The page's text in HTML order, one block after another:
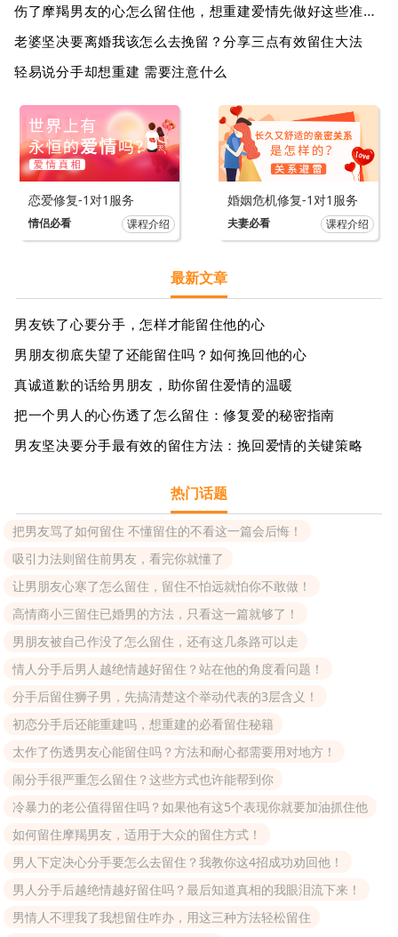
伤了摩羯男友的心怎么留住他，想重建爱情先做好这些准备！
老婆坚决要离婚我该怎么去挽留？分享三点有效留住大法
轻易说分手却想重建 需要注意什么
恋爱修复-1对1服务
情侣必看 课程介绍
婚姻危机修复-1对1服务
夫妻必看 课程介绍
最新文章
男友铁了心要分手，怎样才能留住他的心
男朋友彻底失望了还能留住吗？如何挽回他的心
真诚道歉的话给男朋友，助你留住爱情的温暖
把一个男人的心伤透了怎么留住：修复爱的秘密指南
男友坚决要分手最有效的留住方法：挽回爱情的关键策略
热门话题
把男友骂了如何留住 不懂留住的不看这一篇会后悔！
吸引力法则留住前男友，看完你就懂了
让男朋友心寒了怎么留住，留住不怕远就怕你不敢做！
高情商小三留住已婚男的方法，只看这一篇就够了！
男朋友被自己作没了怎么留住，还有这几条路可以走
情人分手后男人越绝情越好留住？站在他的角度看问题！
分手后留住狮子男，先搞清楚这个举动代表的3层含义！
初恋分手后还能重建吗，想重建的必看留住秘籍
太作了伤透男友心能留住吗？方法和耐心都需要用对地方！
闹分手很严重怎么留住？这些方式也许能帮到你
冷暴力的老公值得留住吗？如果他有这5个表现你就要加油抓住他
如何留住摩羯男友，适用于大众的留住方式！
男人下定决心分手要怎么去留住？我教你这4招成功劝回他！
男人分手后越绝情越好留住吗？最后知道真相的我眼泪流下来！
男情人不理我了我想留住咋办，用这三种方法轻松留住